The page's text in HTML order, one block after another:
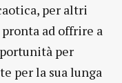
per altri
ad offrire a
per
per la sua lunga